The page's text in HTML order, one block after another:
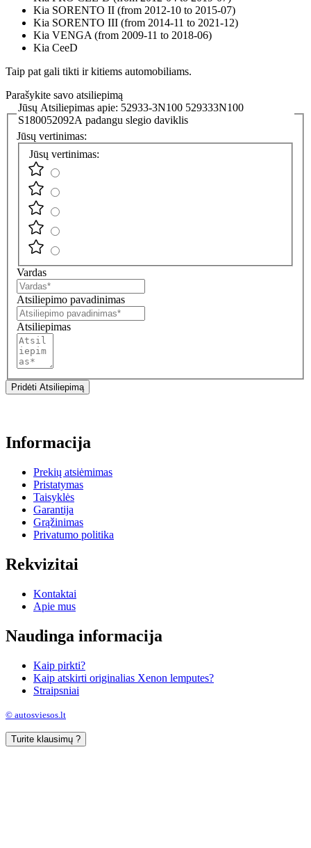
Kia SORENTO II (from 2012-10 to 2015-07)
Kia SORENTO III (from 2014-11 to 2021-12)
Kia VENGA (from 2009-11 to 2018-06)
Kia CeeD
Taip pat gali tikti ir kitiems automobiliams.
Parašykite savo atsiliepimą
Jūsų Atsiliepimas apie: 52933-3N100 529333N100
S180052092A padangu slegio daviklis
Jūsų vertinimas:
Jūsų vertinimas:
Vardas
Atsiliepimo pavadinimas
Atsiliepimas
Pridėti Atsiliepimą
Informacija
Prekių atsiėmimas
Pristatymas
Taisyklės
Garantija
Grąžinimas
Privatumo politika
Rekvizitai
Kontaktai
Apie mus
Naudinga informacija
Kaip pirkti?
Kaip atskirti originalias Xenon lemputes?
Straipsniai
© autosviesos.lt
Turite klausimų ?